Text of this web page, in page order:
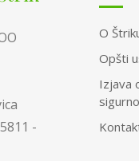
-
O
Opšti
Izjava